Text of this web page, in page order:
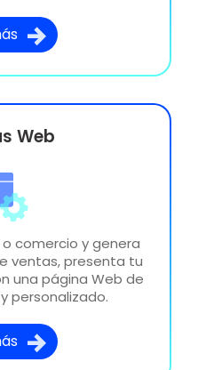
Web
comercio y genera
ventas, presenta tu
una página Web de
personalizado.